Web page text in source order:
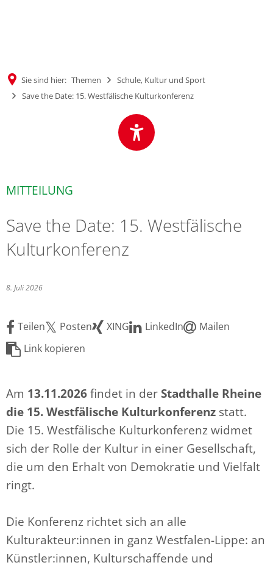
Sie sind hier: Themen
Schule, Kultur und Sport
Save the Date: 15. Westfälische Kulturkonferenz
MITTEILUNG
Save the Date: 15. Westfälische
Kulturkonferenz
8. Juli 2026
Teilen Posten XING LinkedIn
Mailen
Link kopieren
Am 13.11.2026findet in der Stadthalle Rheine
die 15. Westfälische Kulturkonferenz statt.
Die 15. Westfälische Kulturkonferenz widmet
sich der Rolle der Kultur in einer Gesellschaft,
die um den Erhalt von Demokratie und Vielfalt
ringt.
Die Konferenz richtet sich an alle
Kulturakteur:innen in ganz Westfalen-Lippe: an
Künstler:innen, Kulturschaffende und